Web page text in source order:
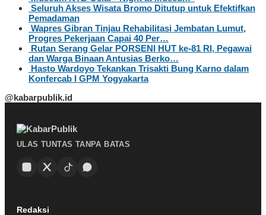
Seluruh Akses Wisata Bromo Ditutup untuk Efektifkan
Pemadaman
Wapres Gibran Tinjau Rehabilitasi Jembatan Lumut,
Progres Pekerjaan Capai 40 Per…
Rutan Serang Gelar PORSENI HUT ke-81 RI, Pegawai
dan Warga Binaan Antusias Berko…
Hasto Wardoyo Tekankan Trisakti Bung Karno dalam
Konfercab I GPM Yogyakarta
@kabarpublik.id
ULAS TUNTAS TANPA BATAS
Redaksi